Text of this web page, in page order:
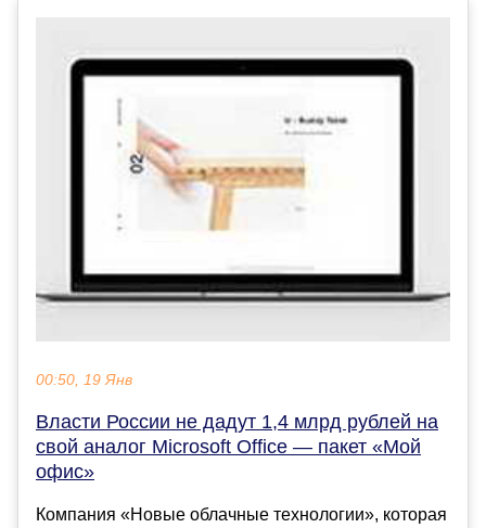
00:50, 19 Янв
Власти России не дадут 1,4 млрд рублей на
свой аналог Microsoft Office — пакет «Мой
офис»
Компания «Новые облачные технологии», которая